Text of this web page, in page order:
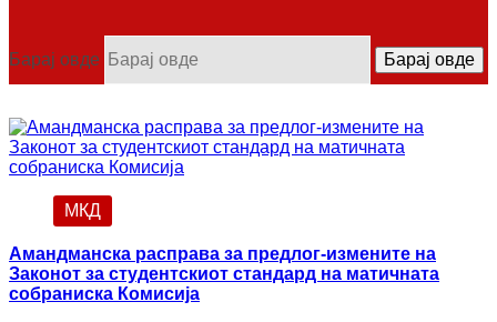
Барај овде Барај овде
МКД
Амандманска расправа за предлог-измените на
Законот за студентскиот стандард на матичната
собраниска Комисија